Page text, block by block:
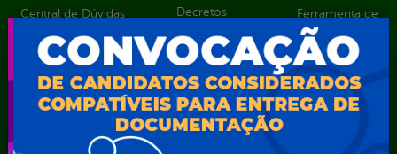
Central de Dúvidas
Convênios e
Transferências
Despesas
Diárias
parlamentares
Decretos
Estatísticas
Formulários
Prazos e
autoridades
Sic Físico
Ferramenta de
Autenticidade
Ouvidoria
Portal Aldir
Blanc